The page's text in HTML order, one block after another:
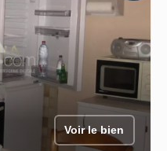
Voir le bien